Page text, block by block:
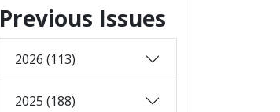
Previous Issues
2026 (113)
2025 (188)